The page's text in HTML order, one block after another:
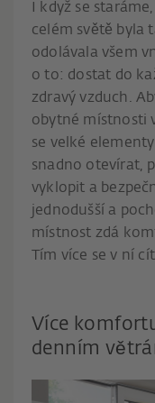
I když se
celém světě byla
odolávala všem
o to: dostat do
zdravý vzduch.
obytné místnosti
se velké
snadno otevírat,
vyklopit a
jednodušší a
místnost zdá
Tím více se v ní
Více
denním